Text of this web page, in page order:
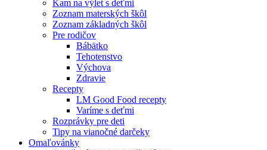
Kam na výlet s deťmi
Zoznam materských škôl
Zoznam základných škôl
Pre rodičov
Bábätko
Tehotenstvo
Výchova
Zdravie
Recepty
LM Good Food recepty
Varíme s deťmi
Rozprávky pre deti
Tipy na vianočné darčeky
Omaľovánky